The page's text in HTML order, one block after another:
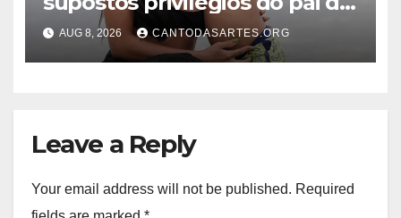
menino na prisão: “Sendo
tratado como um rei”
AUG 8, 2026 CANTODASARTES.ORG
Leave a Reply
Your email address will not be published. Required